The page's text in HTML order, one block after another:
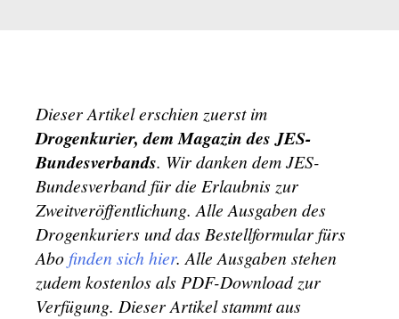
Dieser Artikel erschien zuerst im
Drogenkurier, dem Magazin des JES-​
Bundesverbands. Wir danken dem JES-​
Bundesverband für die Erlaubnis zur
Zweitveröffentlichung. Alle Ausgaben des
Drogenkuriers und das Bestellformular fürs
Abo finden sich hier. Alle Ausgaben stehen
zudem kostenlos als PDF-​Download zur
Verfügung. Dieser Artikel stammt aus